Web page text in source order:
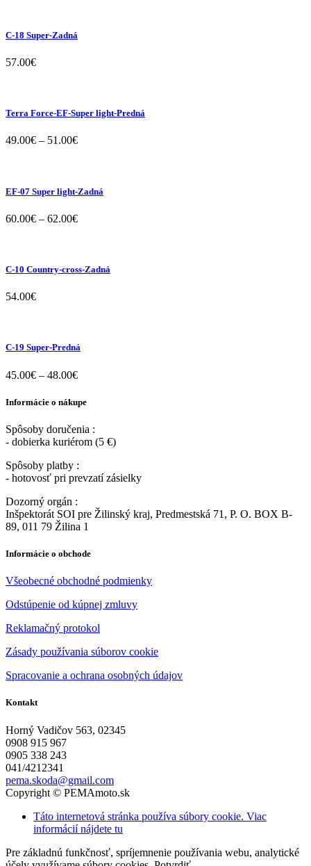
C-18 Super-Zadná
57.00€
Terra Force-EF-Super light-Predná
49.00€ – 51.00€
EF-07 Super light-Zadná
60.00€ – 62.00€
C-10 Country-cross-Zadná
54.00€
C-19 Super-Predná
45.00€ – 48.00€
Informácie o nákupe
Spôsoby doručenia :
- dobierka kuriérom (5 €)
Spôsoby platby :
- hotovosť pri prevzatí zásielky
Dozorný orgán :
Inšpektorát SOI pre Žilinský kraj, Predmestská 71, P. O. BOX B-
89, 011 79 Žilina 1
Informácie o obchode
Všeobecné obchodné podmienky
Odstúpenie od kúpnej zmluvy
Reklamačný protokol
Zásady používania súborov cookie
Spracovanie a ochrana osobných údajov
Kontakt
Horný Vadičov 563, 02345
0908 915 967
0905 338 243
041/4212341
pema.skoda@gmail.com
Copyright © PEMAmoto.sk
Táto internetová stránka používa súbory cookie. Viac
informácií nájdete tu
Pre základnú funkčnosť, spríjemnenie používania webu, analytické